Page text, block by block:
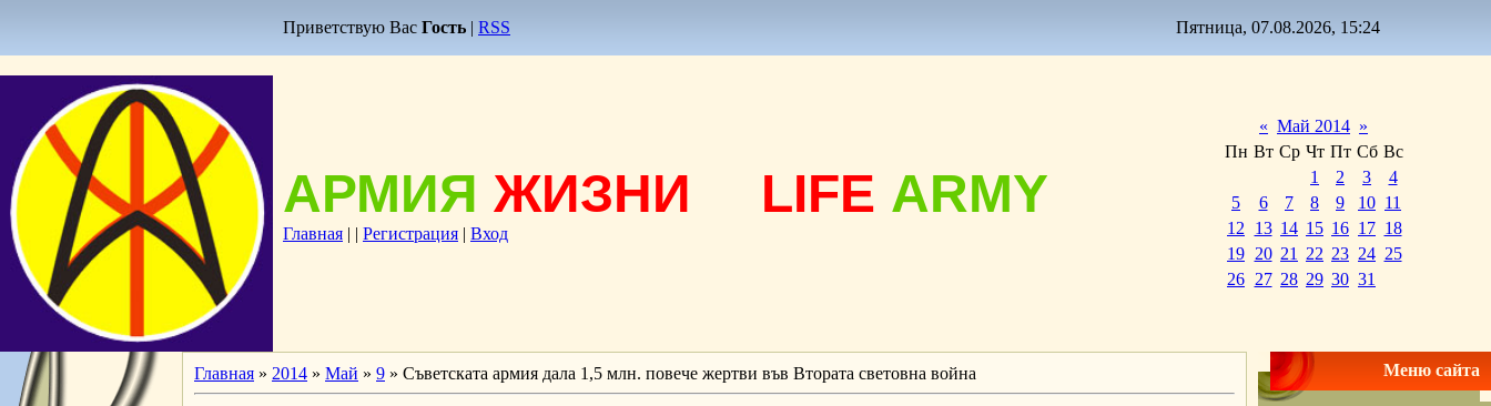
Приветствую Вас Гость | RSS Пятница, 07.08.2026, 15:24
АРМИЯ ЖИЗНИ LIFE ARMY
Главная | | Регистрация | Вход
« Май 2014 »
Пн Вт Ср Чт Пт Сб Вс
1
2 3
4
5
6 7 8 9 10 11
12
13 14 15 16 17 18
19 20 21 22 23 24 25
26 27 28 29 30 31
Главная » 2014 » Май » 9 » Съветската армия дала 1,5 млн. повече жертви във Втората световна война Меню сайта